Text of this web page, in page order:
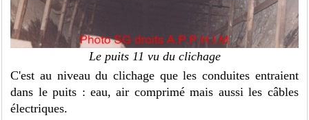
Le puits 11 vu du clichage
C'est au niveau du clichage que les conduites entraient
dans le puits : eau, air comprimé mais aussi les câbles
électriques.